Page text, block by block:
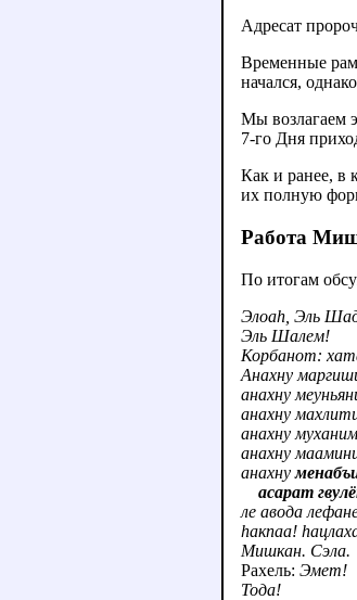
Адресат
Временные
начался,
Мы возлагаем
7-го Дня
Как и ранее, в
их полную
Работа
По итогам
Элоаh, Эль
Эль Шалем!
Корбанот:
Анахну
анахну
анахну
анахну муханим,
анахну
анахну
асарат
ле авода
hакпаа!
Мишкан. Сэла.
Рахель: Эмет!
Тода!